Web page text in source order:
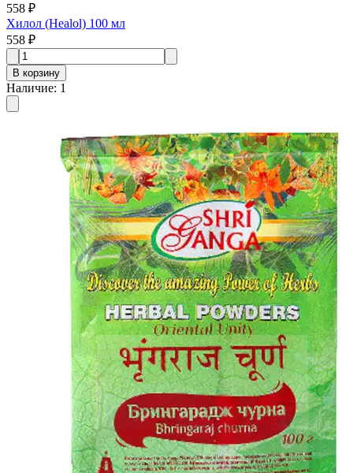
558 ₽
Хилол (Healol) 100 мл
558 ₽
В корзину
Наличие: 1